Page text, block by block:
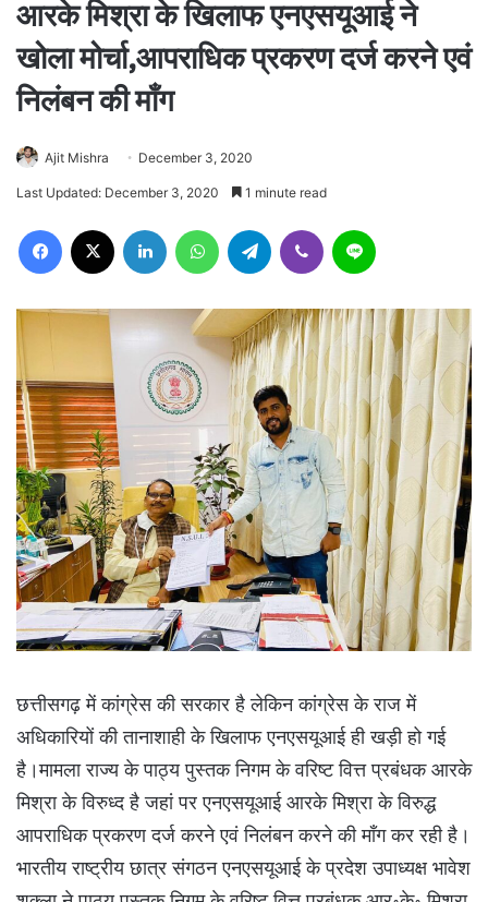
आरके मिश्रा के खिलाफ एनएसयूआई ने
खोला मोर्चा,आपराधिक प्रकरण दर्ज करने एवं
निलंबन की माँग
Ajit Mishra December 3, 2020
Last Updated: December 3, 2020 1 minute read
Facebook LinkedIn WhatsAppTelegram Viber
छत्तीसगढ़ में कांग्रेस की सरकार है लेकिन कांग्रेस के राज में
अधिकारियों की तानाशाही के खिलाफ एनएसयूआई ही खड़ी हो गई
है।मामला राज्य के पाठ्य पुस्तक निगम के वरिष्ट वित्त प्रबंधक आरके
मिश्रा के विरुध्द है जहां पर एनएसयूआई आरके मिश्रा के विरुद्ध
आपराधिक प्रकरण दर्ज करने एवं निलंबन करने की माँग कर रही है।
भारतीय राष्ट्रीय छात्र संगठन एनएसयूआई के प्रदेश उपाध्यक्ष भावेश